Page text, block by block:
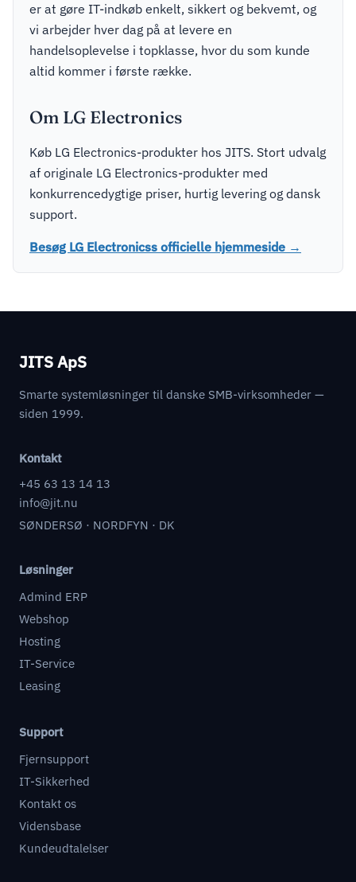
er at gøre IT-indkøb enkelt, sikkert og bekvemt, og
vi arbejder hver dag på at levere en
handelsoplevelse i topklasse, hvor du som kunde
altid kommer i første række.
Om LG Electronics
Køb LG Electronics-produkter hos JITS. Stort udvalg
af originale LG Electronics-produkter med
konkurrencedygtige priser, hurtig levering og dansk
support.
Besøg LG Electronicss officielle hjemmeside →
JITS ApS
Smarte systemløsninger til danske SMB-virksomheder —
siden 1999.
Kontakt
+45 63 13 14 13
info@jit.nu
SØNDERSØ · NORDFYN · DK
Løsninger
Admind ERP
Webshop
Hosting
IT-Service
Leasing
Support
Fjernsupport
IT-Sikkerhed
Kontakt os
Vidensbase
Kundeudtalelser